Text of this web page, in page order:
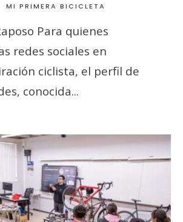
MI PRIMERA BICICLETA
Para quienes
redes sociales en
ciclista, el perfil de
conocida...